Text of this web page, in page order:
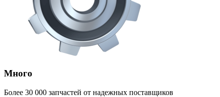
Много
Более 30 000 запчастей от надежных поставщиков